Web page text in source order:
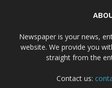
Newspaper is your news,
website. We provide you
straight from the
Contact us: